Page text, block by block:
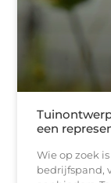
een
Wie op zoek
bedrijfspand,